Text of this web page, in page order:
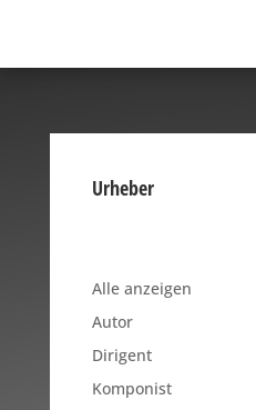
Urheber
Alle anzeigen
Autor
Dirigent
Komponist